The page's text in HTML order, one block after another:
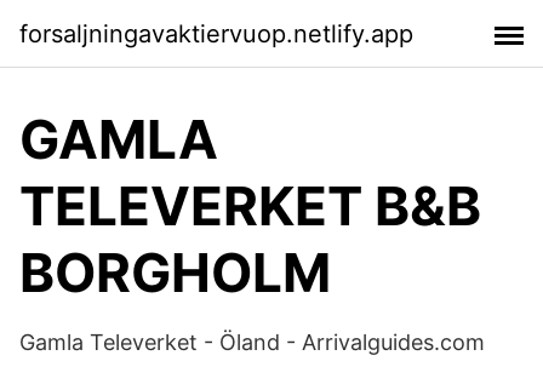
forsaljningavaktiervuop.netlify.app
GAMLA
TELEVERKET B&B
BORGHOLM
Gamla Televerket - Öland - Arrivalguides.com